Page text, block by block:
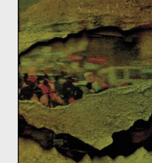
deviennent des zones
souveraineté de la Chine.
conduisent à la bataille
pays occidentaux lui
(politique de la « porte
Les dessous de la